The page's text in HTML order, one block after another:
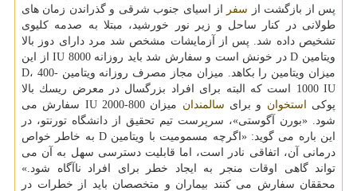
پس از بازگشت از سفر از اسیای جنوب شرقی و گذراندن زمان های
طولانی در كنار ساحل و زیر نور خورشید، مبتلا به صدمه كلیوی
تشخیص داده شد. پس از آزمایشات مشخص شد مرد دارای دوز بالا
ویتامین D در خونش است و سفارش شد باید روزانه 8000 IU از این
میزان ویتامین را بكاهد. میزان مجاز مصرف روزانه ویتامین D، 400-
1000 IU است كه البته برای افراد بزرگسال در معرض ریسك بالا
پوكی استخوان و برای سالمندان
میزان 800-2000 IU سفارش می
شود. «بورن آگوستی»، سرپرست تیم تحقیق از دانشگاه تورنتو، در
این باره می گوید: «اگرچه مسمومیت با ویتامین D به خاطر خواص
درمانی آن، اتفاقی نادر است، اما قابلیت دسترسی سهل به آن می
تواند گاهی اوقات منجر به ایجاد خطر برای افراد ناآگاه شود.»
محققان سفارش می كنند بیماران و متخصصان باید از خطرات در